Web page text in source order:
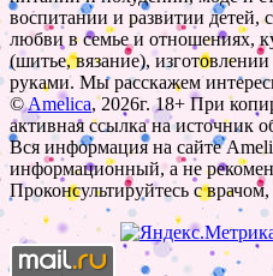
воспитании и развитии детей,
любви в семье и отношениях,
(шитье, вязание),
руками. Мы расскажем
©Amelica, 2026г. 18+ При
активная ссылка на источник
Вся информация на сайте
информационный, а не
Проконсультируйтесь с